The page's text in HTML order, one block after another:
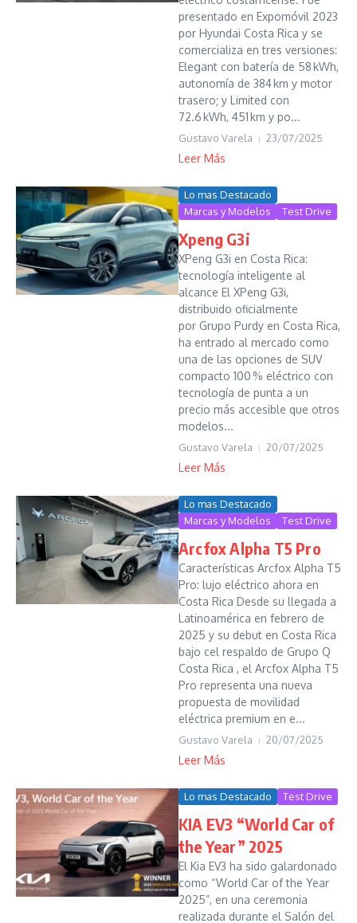
presentado en Expomóvil 2023
por Hyundai Costa Rica y se
comercializa en tres versiones:
Elegant con batería de 58 kWh,
autonomía de 384 km y motor
trasero; y Limited con
72.6 kWh, 451 km y po...
Gustavo Varela 23/07/2025
Leer Más
Lo mas Destacado
Marcas y Modelos
Test Drive
Xpeng G3i
XPeng G3i en Costa Rica:
tecnología inteligente al
alcance El XPeng G3i,
distribuido oficialmente
por Grupo Purdy en Costa Rica,
ha entrado al mercado como
una de las opciones de SUV
compacto 100 % eléctrico con
tecnología de punta a un
precio más accesible que otros
modelos...
Gustavo Varela 20/07/2025
Leer Más
Lo mas Destacado
Marcas y Modelos
Test Drive
Arcfox Alpha T5 Pro
Características Arcfox Alpha T5
Pro: lujo eléctrico ahora en
Costa Rica Desde su llegada a
Latinoamérica en febrero de
2025 y su debut en Costa Rica
bajo cel respaldo de Grupo Q
Costa Rica , el Arcfox Alpha T5
Pro representa una nueva
propuesta de movilidad
eléctrica premium en e...
Gustavo Varela 20/07/2025
Leer Más
Lo mas Destacado Test Drive
KIA EV3 “World Car of
the Year” 2025
El Kia EV3 ha sido galardonado
como “World Car of the Year
2025”, en una ceremonia
realizada durante el Salón del